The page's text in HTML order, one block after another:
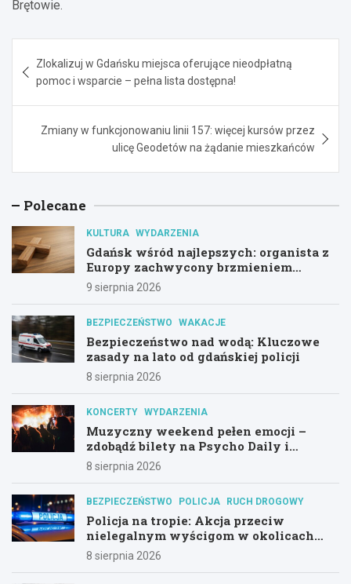
Brętowie.
wpisu
Zlokalizuj w Gdańsku miejsca oferujące nieodpłatną
pomoc i wsparcie – pełna lista dostępna!
Zmiany w funkcjonowaniu linii 157: więcej kursów przez
ulicę Geodetów na żądanie mieszkańców
Polecane
KULTURA WYDARZENIA
Gdańsk wśród najlepszych: organista z
Europy zachwycony brzmieniem
kościoła św. Mikołaja
9 sierpnia 2026
BEZPIECZEŃSTWO WAKACJE
Bezpieczeństwo nad wodą: Kluczowe
zasady na lato od gdańskiej policji
8 sierpnia 2026
KONCERTY WYDARZENIA
Muzyczny weekend pełen emocji –
zdobądź bilety na Psycho Daily i
Alternatywny Las!
8 sierpnia 2026
BEZPIECZEŃSTWO POLICJA RUCH DROGOWY
Policja na tropie: Akcja przeciw
nielegalnym wyścigom w okolicach
Hali Olivia
8 sierpnia 2026